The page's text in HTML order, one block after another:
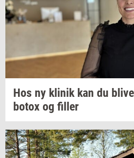
Hos ny kli­nikkan du blive
botox og fil­ler